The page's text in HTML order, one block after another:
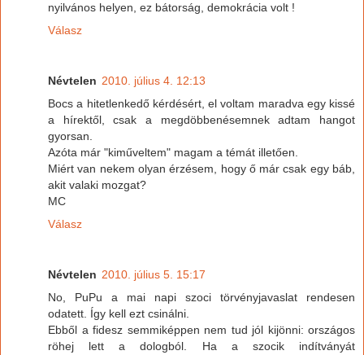
nyilvános helyen, ez bátorság, demokrácia volt !
Válasz
Névtelen 2010. július 4. 12:13
Bocs a hitetlenkedő kérdésért, el voltam maradva egy kissé
a hírektől, csak a megdöbbenésemnek adtam hangot
gyorsan.
Azóta már "kiműveltem" magam a témát illetően.
Miért van nekem olyan érzésem, hogy ő már csak egy báb,
akit valaki mozgat?
MC
Válasz
Névtelen 2010. július 5. 15:17
No, PuPu a mai napi szoci törvényjavaslat rendesen
odatett. Így kell ezt csinálni.
Ebből a fidesz semmiképpen nem tud jól kijönni: országos
röhej lett a dologból. Ha a szocik indítványát